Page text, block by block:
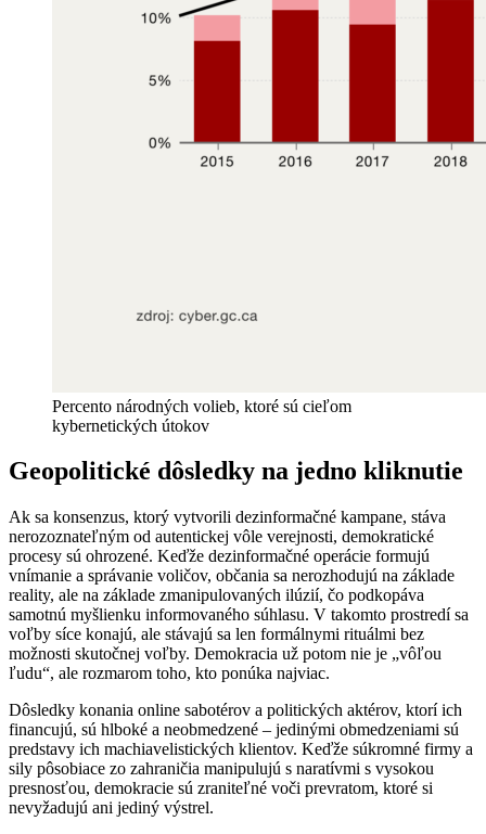
Percento národných volieb, ktoré sú cieľom
kybernetických útokov
Geopolitické dôsledky na jedno kliknutie
Ak sa konsenzus, ktorý vytvorili dezinformačné kampane, stáva
nerozoznateľným od autentickej vôle verejnosti, demokratické
procesy sú ohrozené. Keďže dezinformačné operácie formujú
vnímanie a správanie voličov, občania sa nerozhodujú na základe
reality, ale na základe zmanipulovaných ilúzií, čo podkopáva
samotnú myšlienku informovaného súhlasu. V takomto prostredí sa
voľby síce konajú, ale stávajú sa len formálnymi rituálmi bez
možnosti skutočnej voľby. Demokracia už potom nie je „vôľou
ľudu“, ale rozmarom toho, kto ponúka najviac.
Dôsledky konania online sabotérov a politických aktérov, ktorí ich
financujú, sú hlboké a neobmedzené – jedinými obmedzeniami sú
predstavy ich machiavelistických klientov. Keďže súkromné firmy a
sily pôsobiace zo zahraničia manipulujú s naratívmi s vysokou
presnosťou, demokracie sú zraniteľné voči prevratom, ktoré si
nevyžadujú ani jediný výstrel.